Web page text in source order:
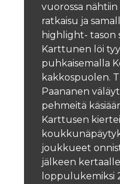
vuorossa
ratkaisu ja
highlight- tason
Karttunen löi
puhkaisemalla
kakkospuolen.
Paananen
pehmeitä
Karttusen
joukkueet
jälkeen
loppulukemiksi